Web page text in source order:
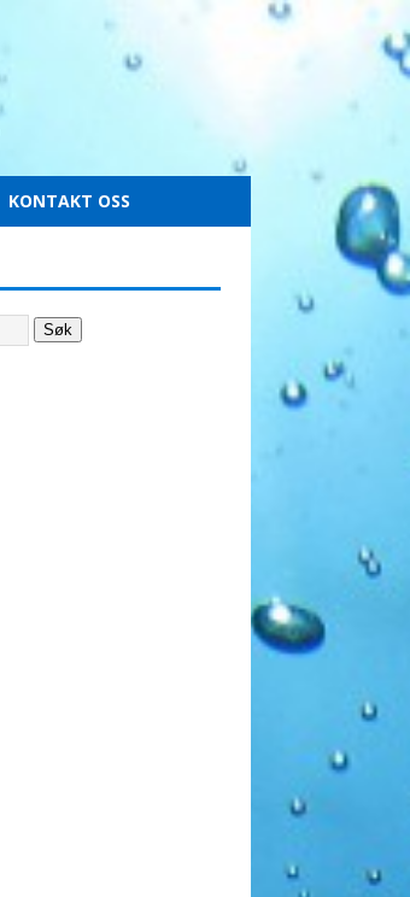
KONTAKT OSS
Søk